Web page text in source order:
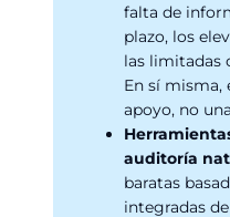
falta de
plazo, los
las limitadas
En sí misma,
apoyo, no
auditoría
baratas
integradas